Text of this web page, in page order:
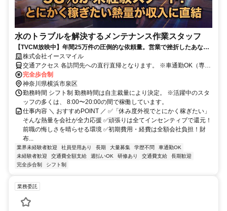
水のトラブルを解決するメンテナンス作業スタッフ
【TVCM放映中】年間25万件の圧倒的な依頼量。営業で挫折したあなた
へ、「一生モノの技術」と「這い上がる覚悟」を武器に、高収入を掴み
取る。
株式会社イースマイル
交通アクセス 各訪問先への直行直帰となります。 ※車通勤OK（専用
車の無償貸与あり） ※交通費全額支給（ガソリン代、高速代・パー
キング代は全額会社負担）
完全歩合制
神奈川県横浜市泉区
勤務時間 シフト制 勤務時間は自主裁量により決定。 ※活躍中のスタ
ッフの多くは、 8:00〜20:00の間で稼働しています。
仕事内容 ＼ おすすめPOINT ／ ✅「休み度外視でとにかく稼ぎたい」
そんな熱量を会社が全力応援 ✅頑張りは全てインセンティブで還元！
前職の悔しさを晴らせる環境 ✅初期費用・経費は全額会社負担！財
布...
業界未経験者歓迎 社員登用あり 長期 大量募集 学歴不問
車通勤OK
未経験者歓迎
交通費全額支給 週払いOK 研修あり 交通費支給
長期歓迎
完全歩合制
シフト制
業務委託